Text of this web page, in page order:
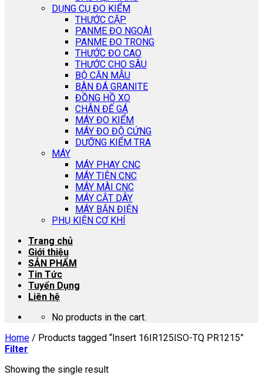
DỤNG CỤ ĐO KIỂM
THƯỚC CẶP
PANME ĐO NGOÀI
PANME ĐO TRONG
THƯỚC ĐO CAO
THƯỚC CHO SÂU
BỘ CĂN MẪU
BÀN ĐÁ GRANITE
ĐỒNG HỒ XO
CHÂN ĐẾ GÁ
MÁY ĐO KIỂM
MÁY ĐO ĐỘ CỨNG
DƯỠNG KIỂM TRA
MÁY
MÁY PHAY CNC
MÁY TIỆN CNC
MÁY MÀI CNC
MÁY CẮT DÂY
MÁY BẮN ĐIỆN
PHỤ KIỆN CƠ KHÍ
Trang chủ
Giới thiệu
SẢN PHẨM
Tin Tức
Tuyển Dụng
Liên hệ
No products in the cart.
Home / Products tagged “Insert 16IR125ISO-TQ PR1215”
Filter
Showing the single result